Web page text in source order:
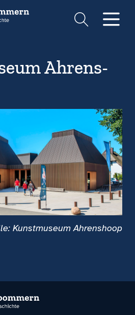
Suche
Ahrens­
Kunstmuseum Ahrenshoop